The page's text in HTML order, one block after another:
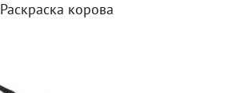
Раскраска корова